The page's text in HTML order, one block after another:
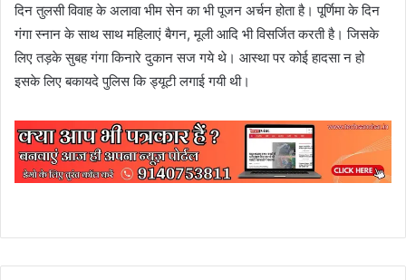
दिन तुलसी विवाह के अलावा भीम सेन का भी पूजन अर्चन होता है। पूर्णिमा के दिन
गंगा स्नान के साथ साथ महिलाएं बैगन, मूली आदि भी विसर्जित करती है। जिसके
लिए तड़के सुबह गंगा किनारे दुकान सज गये थे। आस्था पर कोई हादसा न हो
इसके लिए बकायदे पुलिस कि ड्यूटी लगाई गयी थी।